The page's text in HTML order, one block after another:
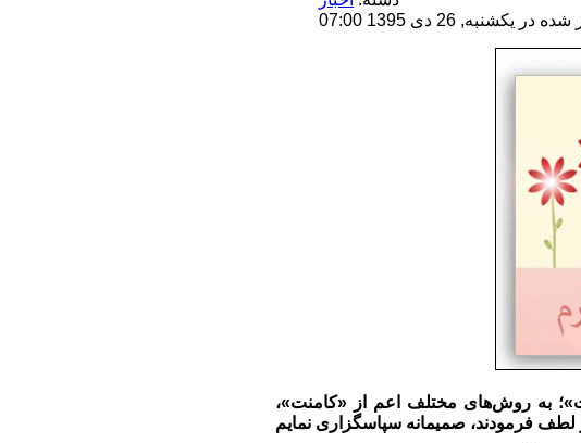
در یکشنبه, 26 دی 1395 07:00
به روش‌های مختلف اعم از «کامنت»،